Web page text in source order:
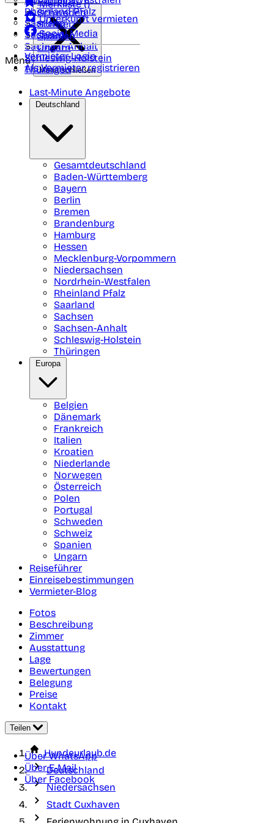
Rheinland Pfalz
Saarland
Sachsen
Sachsen-Anhalt
Schleswig-Holstein
Thüringen
Schweden
Schweiz
Spanien
Ungarn
Merkliste ()
Unterkunft vermieten
Social Media
Vermieter-Login
Als Vermieter registrieren
Menü
Menü schließen
Last-Minute Angebote
Deutschland
Gesamtdeutschland
Baden-Württemberg
Bayern
Berlin
Bremen
Brandenburg
Hamburg
Hessen
Mecklenburg-Vorpommern
Niedersachsen
Nordrhein-Westfalen
Rheinland Pfalz
Saarland
Sachsen
Sachsen-Anhalt
Schleswig-Holstein
Thüringen
Europa
Belgien
Dänemark
Frankreich
Italien
Kroatien
Niederlande
Norwegen
Österreich
Polen
Portugal
Schweden
Schweiz
Spanien
Ungarn
Reiseführer
Einreisebestimmungen
Vermieter-Blog
Fotos
Beschreibung
Zimmer
Ausstattung
Lage
Bewertungen
Belegung
Preise
Kontakt
Teilen
Über WhatsApp
Über E-Mail
Über Facebook
Hundeurlaub.de
Deutschland
Niedersachsen
Stadt Cuxhaven